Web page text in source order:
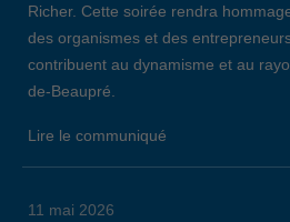
Richer. Cette soirée rendra
des organismes et des
contribuent au dynamisme et au
de-Beaupré.
Lire le communiqué
11 mai 2026